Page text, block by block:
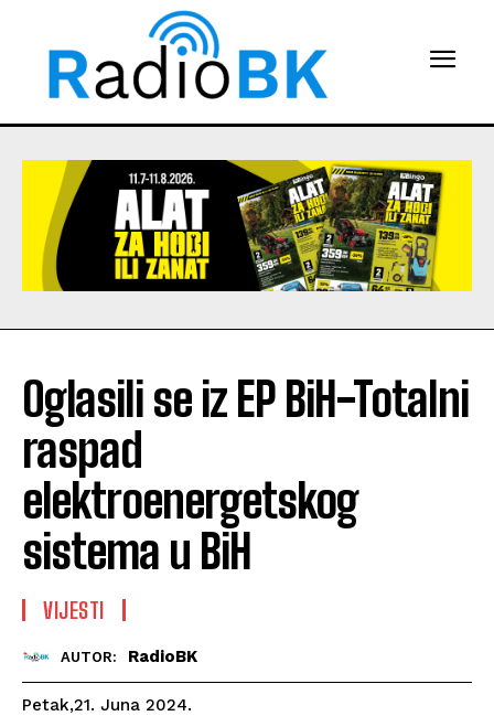
Oglasili se iz EP BiH-Totalni
raspad
elektroenergetskog
sistema u BiH
VIJESTI
AUTOR: RadioBK
Petak,21. Juna 2024.